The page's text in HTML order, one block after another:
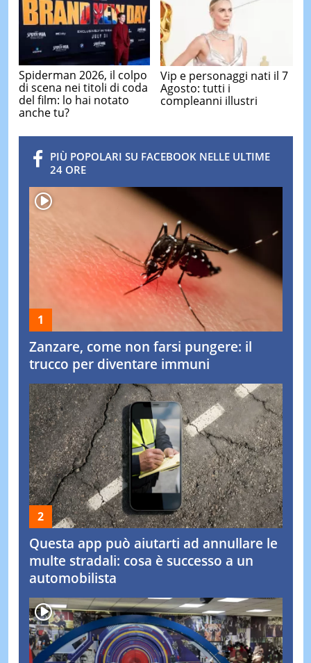
Spiderman 2026, il colpo
di scena nei titoli di coda
del film: lo hai notato
anche tu?
Vip e personaggi nati il 7
Agosto: tutti i
compleanni illustri
PIÙ POPOLARI SU FACEBOOK NELLE ULTIME
24 ORE
Zanzare, come non farsi pungere: il
trucco per diventare immuni
Questa app può aiutarti ad annullare le
multe stradali: cosa è successo a un
automobilista